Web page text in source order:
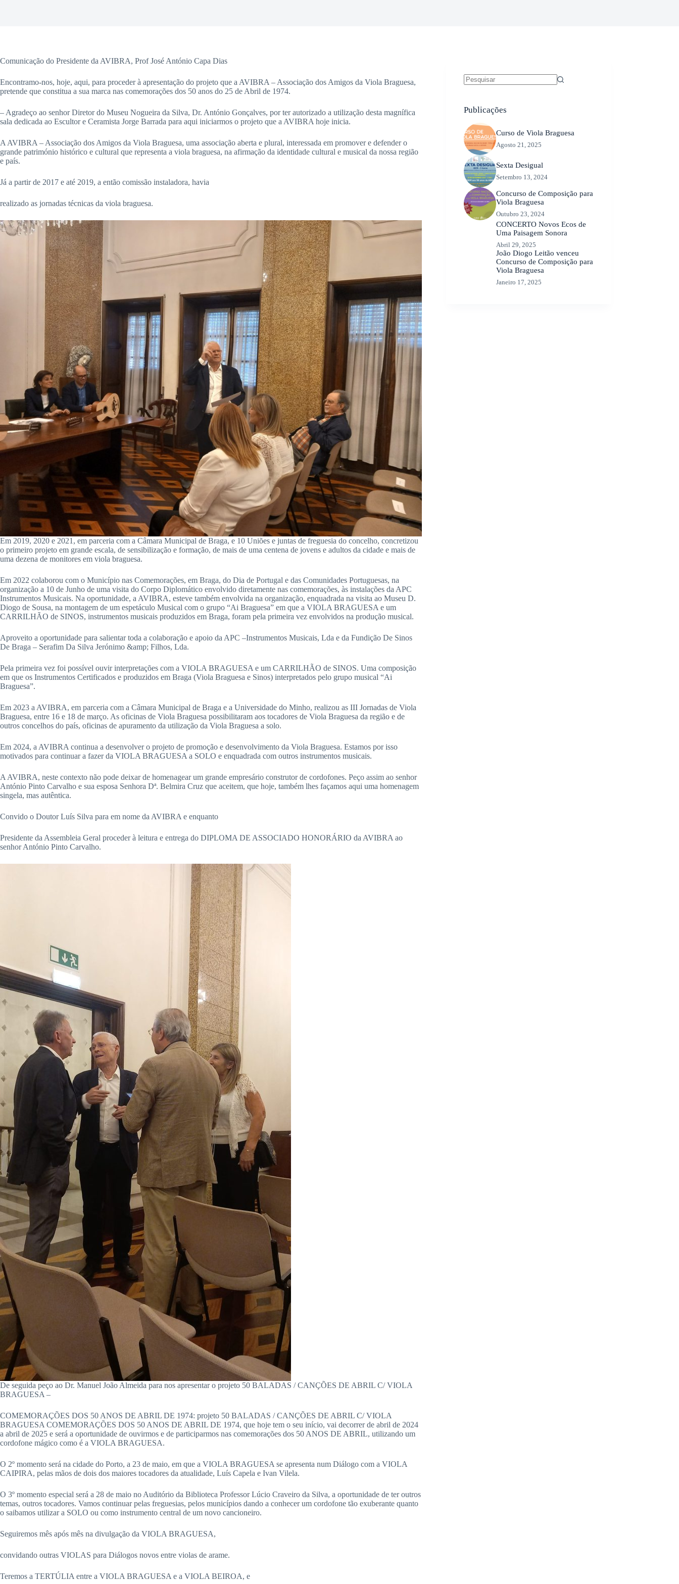
Comunicação do Presidente da AVIBRA, Prof José António Capa Dias
Encontramo-nos, hoje, aqui, para proceder à apresentação do projeto que a AVIBRA – Associação dos Amigos da Viola Braguesa,
pretende que constitua a sua marca nas comemorações dos 50 anos do 25 de Abril de 1974.
– Agradeço ao senhor Diretor do Museu Nogueira da Silva, Dr. António Gonçalves, por ter autorizado a utilização desta magnífica
sala dedicada ao Escultor e Ceramista Jorge Barrada para aqui iniciarmos o projeto que a AVIBRA hoje inicia.
A AVIBRA – Associação dos Amigos da Viola Braguesa, uma associação aberta e plural, interessada em promover e defender o
grande património histórico e cultural que representa a viola braguesa, na afirmação da identidade cultural e musical da nossa região
e país.
Já a partir de 2017 e até 2019, a então comissão instaladora, havia
realizado as jornadas técnicas da viola braguesa.
Em 2019, 2020 e 2021, em parceria com a Câmara Municipal de Braga, e 10 Uniões e juntas de freguesia do concelho, concretizou
o primeiro projeto em grande escala, de sensibilização e formação, de mais de uma centena de jovens e adultos da cidade e mais de
uma dezena de monitores em viola braguesa.
Em 2022 colaborou com o Município nas Comemorações, em Braga, do Dia de Portugal e das Comunidades Portuguesas, na
organização a 10 de Junho de uma visita do Corpo Diplomático envolvido diretamente nas comemorações, às instalações da APC
Instrumentos Musicais. Na oportunidade, a AVIBRA, esteve também envolvida na organização, enquadrada na visita ao Museu D.
Diogo de Sousa, na montagem de um espetáculo Musical com o grupo “Ai Braguesa” em que a VIOLA BRAGUESA e um
CARRILHÃO de SINOS, instrumentos musicais produzidos em Braga, foram pela primeira vez envolvidos na produção musical.
Aproveito a oportunidade para salientar toda a colaboração e apoio da APC –Instrumentos Musicais, Lda e da Fundição De Sinos
De Braga – Serafim Da Silva Jerónimo &amp; Filhos, Lda.
Pela primeira vez foi possível ouvir interpretações com a VIOLA BRAGUESA e um CARRILHÃO de SINOS. Uma composição
em que os Instrumentos Certificados e produzidos em Braga (Viola Braguesa e Sinos) interpretados pelo grupo musical “Ai
Braguesa”.
Em 2023 a AVIBRA, em parceria com a Câmara Municipal de Braga e a Universidade do Minho, realizou as III Jornadas de Viola
Braguesa, entre 16 e 18 de março. As oficinas de Viola Braguesa possibilitaram aos tocadores de Viola Braguesa da região e de
outros concelhos do país, oficinas de apuramento da utilização da Viola Braguesa a solo.
Em 2024, a AVIBRA continua a desenvolver o projeto de promoção e desenvolvimento da Viola Braguesa. Estamos por isso
motivados para continuar a fazer da VIOLA BRAGUESA a SOLO e enquadrada com outros instrumentos musicais.
A AVIBRA, neste contexto não pode deixar de homenagear um grande empresário construtor de cordofones. Peço assim ao senhor
António Pinto Carvalho e sua esposa Senhora Dª. Belmira Cruz que aceitem, que hoje, também lhes façamos aqui uma homenagem
singela, mas autêntica.
Convido o Doutor Luís Silva para em nome da AVIBRA e enquanto
Presidente da Assembleia Geral proceder à leitura e entrega do DIPLOMA DE ASSOCIADO HONORÁRIO da AVIBRA ao
senhor António Pinto Carvalho.
De seguida peço ao Dr. Manuel João Almeida para nos apresentar o projeto 50 BALADAS / CANÇÕES DE ABRIL C/ VIOLA
BRAGUESA –
COMEMORAÇÕES DOS 50 ANOS DE ABRIL DE 1974: projeto 50 BALADAS / CANÇÕES DE ABRIL C/ VIOLA
BRAGUESA COMEMORAÇÕES DOS 50 ANOS DE ABRIL DE 1974, que hoje tem o seu início, vai decorrer de abril de 2024
a abril de 2025 e será a oportunidade de ouvirmos e de participarmos nas comemorações dos 50 ANOS DE ABRIL, utilizando um
cordofone mágico como é a VIOLA BRAGUESA.
O 2º momento será na cidade do Porto, a 23 de maio, em que a VIOLA BRAGUESA se apresenta num Diálogo com a VIOLA
CAIPIRA, pelas mãos de dois dos maiores tocadores da atualidade, Luís Capela e Ivan Vilela.
O 3º momento especial será a 28 de maio no Auditório da Biblioteca Professor Lúcio Craveiro da Silva, a oportunidade de ter outros
temas, outros tocadores. Vamos continuar pelas freguesias, pelos municípios dando a conhecer um cordofone tão exuberante quanto
o saibamos utilizar a SOLO ou como instrumento central de um novo cancioneiro.
Seguiremos mês após mês na divulgação da VIOLA BRAGUESA,
convidando outras VIOLAS para Diálogos novos entre violas de arame.
Teremos a TERTÚLIA entre a VIOLA BRAGUESA e a VIOLA BEIROA, e
Publicações
Curso de Viola Braguesa
Agosto 21, 2025
Sexta Desigual
Setembro 13, 2024
Concurso de Composição para
Viola Braguesa
Outubro 23, 2024
CONCERTO Novos Ecos de
Uma Paisagem Sonora
Abril 29, 2025
João Diogo Leitão venceu
Concurso de Composição para
Viola Braguesa
Janeiro 17, 2025